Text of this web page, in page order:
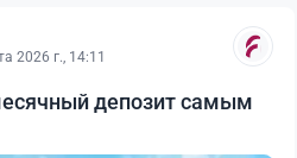
2026 г., 14:11
депозит самым